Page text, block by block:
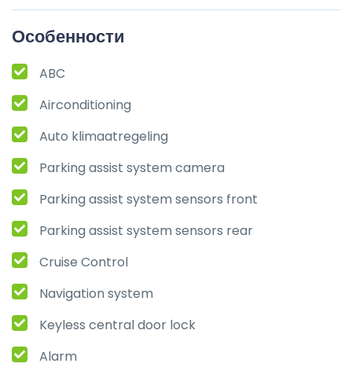
Особенности
ABC
Airconditioning
Auto klimaatregeling
Parking assist system camera
Parking assist system sensors front
Parking assist system sensors rear
Cruise Control
Navigation system
Keyless central door lock
Alarm